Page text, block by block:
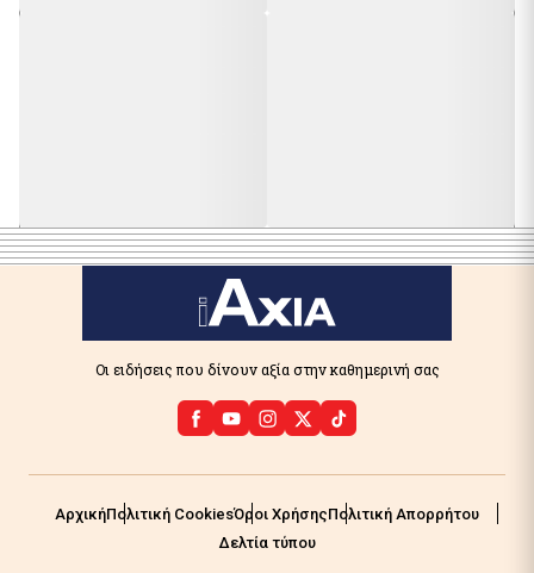
Οι ειδήσεις που δίνουν αξία στην καθημερινή σας
ΑρχικήΠολιτική CookiesΌροι ΧρήσηςΠολιτική Απορρήτου
Δελτία τύπου